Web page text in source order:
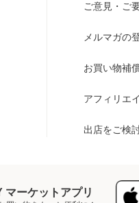
ご意見・ご
メルマガの
お買い物補
アフィリエ
出店をご検
マーケットアプリ